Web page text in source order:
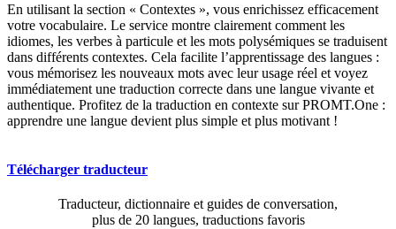
En utilisant la section « Contextes », vous enrichissez efficacement
votre vocabulaire. Le service montre clairement comment les
idiomes, les verbes à particule et les mots polysémiques se traduisent
dans différents contextes. Cela facilite l’apprentissage des langues :
vous mémorisez les nouveaux mots avec leur usage réel et voyez
immédiatement une traduction correcte dans une langue vivante et
authentique. Profitez de la traduction en contexte sur PROMT.One :
apprendre une langue devient plus simple et plus motivant !
Télécharger traducteur
Traducteur, dictionnaire et guides de conversation,
plus de 20 langues, traductions favoris